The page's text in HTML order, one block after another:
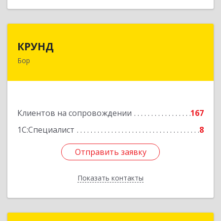
КРУНД
Бор
Клиентов на сопровождении
167
1С:Специалист
8
Отправить заявку
Показать контакты
Отправить заявку
Назад